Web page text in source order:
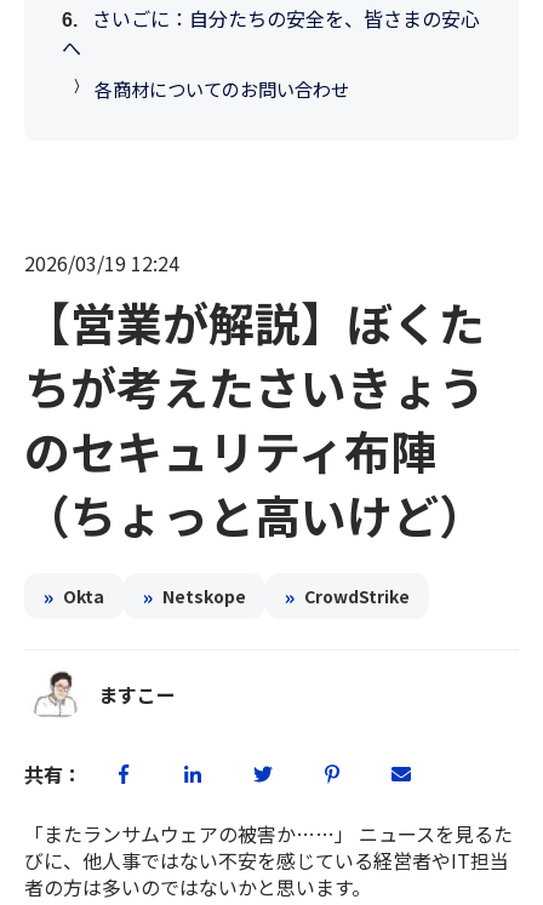
さいごに：自分たちの安全を、皆さまの安心
へ
各商材についてのお問い合わせ
2026/03/19 12:24
【営業が解説】ぼくた
ちが考えたさいきょう
のセキュリティ布陣
（ちょっと高いけど）
» Okta » Netskope » CrowdStrike
ますこー
共有：
「またランサムウェアの被害か……」 ニュースを見るた
びに、他人事ではない不安を感じている経営者やIT担当
者の方は多いのではないかと思います。